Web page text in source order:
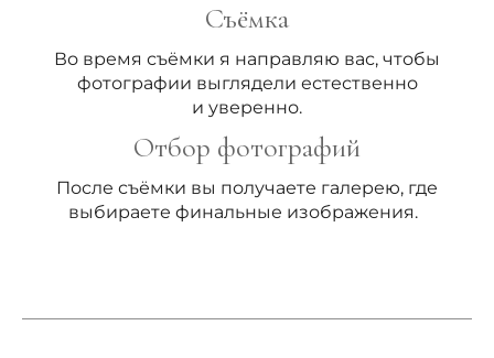
Съёмка
Во время съёмки я направляю вас, чтобы
фотографии выглядели естественно
и уверенно.
Отбор фотографий
После съёмки вы получаете галерею, где
выбираете финальные изображения.